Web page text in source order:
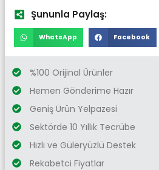
Şununla Paylaş:
WhatsApp Facebook
%100 Orijinal Ürünler
Hemen Gönderime Hazır
Geniş Ürün Yelpazesi
Sektörde 10 Yıllık Tecrübe
Hızlı ve Güleryüzlü Destek
Rekabetci Fiyatlar